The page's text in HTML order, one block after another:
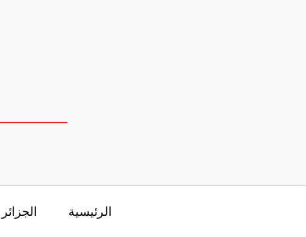
الرئيسية الجزائر